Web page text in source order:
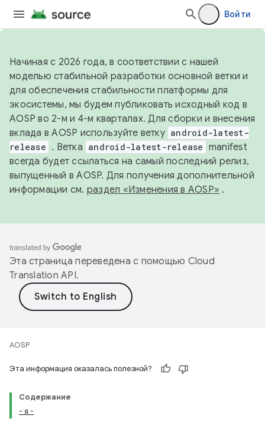
Войти
Начиная с 2026 года, в соответствии с нашей
моделью стабильной разработки основной ветки и
для обеспечения стабильности платформы для
экосистемы, мы будем публиковать исходный код в
AOSP во 2-м и 4-м кварталах. Для сборки и внесения
вклада в AOSP используйте ветку android-latest-
release . Ветка android-latest-release manifest
всегда будет ссылаться на самый последний релиз,
выпущенный в AOSP. Для получения дополнительной
информации см. раздел «Изменения в AOSP» .
Эта страница переведена с помощью Cloud
Translation API.
AOSP
Эта информация оказалась полезной?
Содержание
- я -